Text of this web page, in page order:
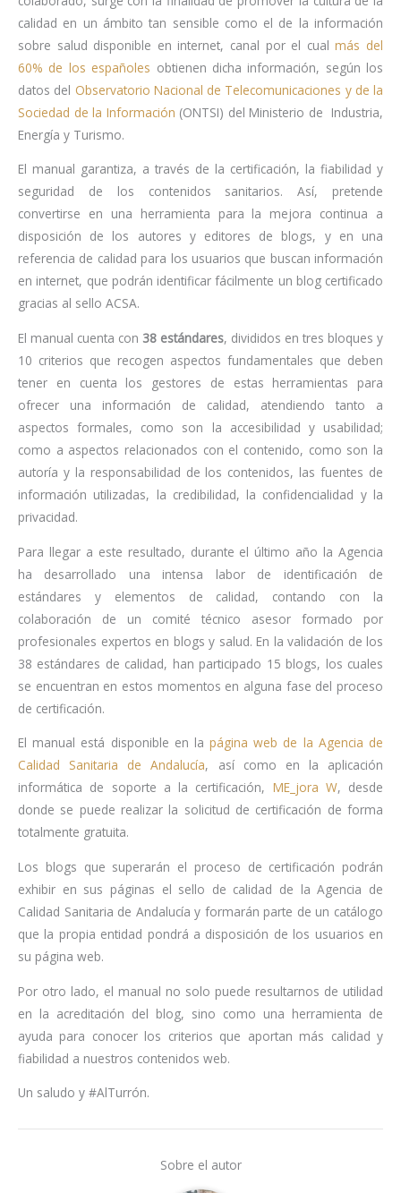
calidad en un ámbito tan sensible como el de la información
sobre salud disponible en internet, canal por el cualmás del
60% de los españoles obtienen dicha información, según los
datos del Observatorio Nacional de Telecomunicaciones y de la
Sociedad de la Información (ONTSI) del Ministerio de Industria,
Energía y Turismo.
El manual garantiza, a través de la certificación, la fiabilidad y
seguridad de los contenidos sanitarios. Así, pretende
convertirse en una herramienta para la mejora continua a
disposición de los autores y editores de blogs, y en una
referencia de calidad para los usuarios que buscan información
en internet, que podrán identificar fácilmente un blog certificado
gracias al sello ACSA.
El manual cuenta con 38 estándares, divididos en tres bloques y
10 criterios que recogen aspectos fundamentales que deben
tener en cuenta los gestores de estas herramientas para
ofrecer una información de calidad, atendiendo tanto a
aspectos formales, como son la accesibilidad y usabilidad;
como a aspectos relacionados con el contenido, como son la
autoría y la responsabilidad de los contenidos, las fuentes de
información utilizadas, la credibilidad, la confidencialidad y la
privacidad.
Para llegar a este resultado, durante el último año la Agencia
ha desarrollado una intensa labor de identificación de
estándares y elementos de calidad, contando con la
colaboración de un comité técnico asesor formado por
profesionales expertos en blogs y salud. En la validación de los
38 estándares de calidad, han participado 15 blogs, los cuales
se encuentran en estos momentos en alguna fase del proceso
de certificación.
El manual está disponible en lapágina web de la Agencia de
Calidad Sanitaria de Andalucía, así como en la aplicación
informática de soporte a la certificación, ME_jora W, desde
donde se puede realizar la solicitud de certificación de forma
totalmente gratuita.
Los blogs que superarán el proceso de certificación podrán
exhibir en sus páginas el sello de calidad de la Agencia de
Calidad Sanitaria de Andalucía y formarán parte de un catálogo
que la propia entidad pondrá a disposición de los usuarios en
su página web.
Por otro lado, el manual no solo puede resultarnos de utilidad
en la acreditación del blog, sino como una herramienta de
ayuda para conocer los criterios que aportan más calidad y
fiabilidad a nuestros contenidos web.
Un saludo y #AlTurrón.
Sobre el autor